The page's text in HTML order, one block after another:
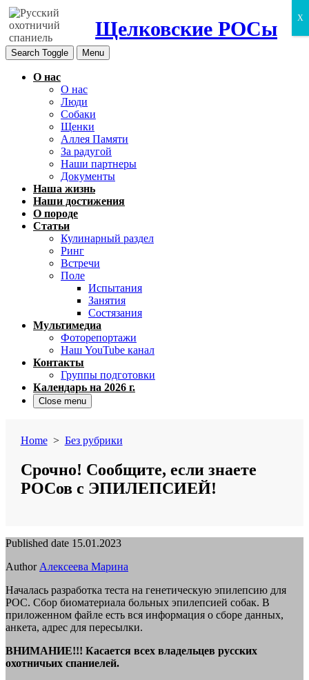
Щелковские РОСы
Search Toggle Menu
О нас
О нас
Люди
Собаки
Щенки
Аллея Памяти
За радугой
Наши партнеры
Документы
Наша жизнь
Наши достижения
О породе
Статьи
Кулинарный раздел
Ринг
Встречи
Поле
Испытания
Занятия
Состязания
Мультимедиа
Фоторепортажи
Наш YouTube канал
Контакты
Группы подготовки
Календарь на 2026 г.
Close menu
Home> Без рубрики
Срочно! Сообщите, если знаете
РОСов с ЭПИЛЕПСИЕЙ!
Published date 15.01.2023
Author Алексеева Марина
Началась разработка теста на генетическую эпилепсию для
РОС. Сбор биоматериала больных эпилепсией собак. В
приложенном файле есть вся информация о сборе данных,
анкета, адрес для пересылки.
ВНИМАНИЕ!!! Касается всех владельцев русских
охотничьих спаниелей.
X